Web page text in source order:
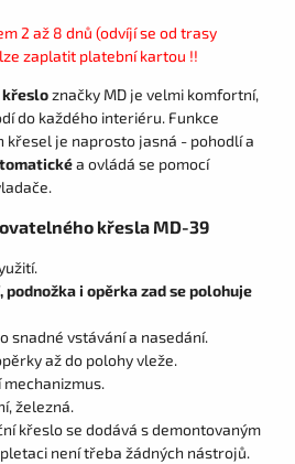
2 až 8 dnů (odvíjí se od trasy
zaplatit platební kartou !!
značky MD je velmi komfortní,
do každého interiéru. Funkce
křesel je naprosto jasná - pohodlí a
a ovládá se pomocí
křesla MD-39
i opěrka zad se polohuje
snadné vstávání a nasedání.
až do polohy vleže.
železná.
křeslo se dodává s demontovaným
není třeba žádných nástrojů.